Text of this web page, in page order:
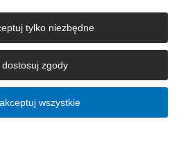
Informacje
O nas
tylko niezbędne
dostosuj zgody
wszystkie